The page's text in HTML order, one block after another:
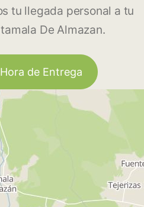
tu llegada personal a tu
De Almazan.
de Entrega